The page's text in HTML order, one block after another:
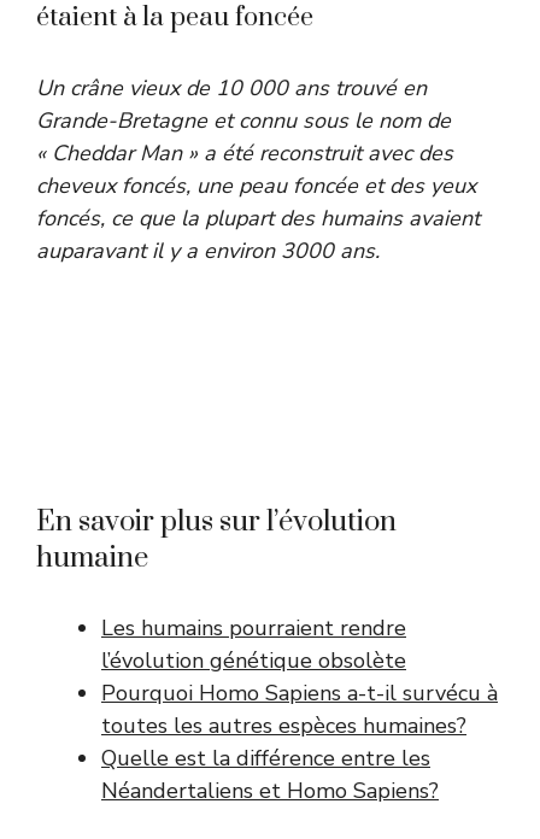
étaient à la peau foncée
Un crâne vieux de 10 000 ans trouvé en
Grande-Bretagne et connu sous le nom de
« Cheddar Man » a été reconstruit avec des
cheveux foncés, une peau foncée et des yeux
foncés, ce que la plupart des humains avaient
auparavant il y a environ 3000 ans.
En savoir plus sur l’évolution
humaine
Les humains pourraient rendre
l’évolution génétique obsolète
Pourquoi Homo Sapiens a-t-il survécu à
toutes les autres espèces humaines?
Quelle est la différence entre les
Néandertaliens et Homo Sapiens?